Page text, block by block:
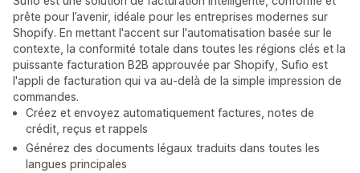
prête pour l’avenir, idéale pour les entreprises modernes sur
Shopify. En mettant l'accent sur l'automatisation basée sur le
contexte, la conformité totale dans toutes les régions clés et la
puissante facturation B2B approuvée par Shopify, Sufio est
l'appli de facturation qui va au-delà de la simple impression de
commandes.
Créez et envoyez automatiquement factures, notes de
crédit, reçus et rappels
Générez des documents légaux traduits dans toutes les
langues principales